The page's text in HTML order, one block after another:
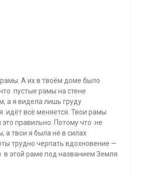
А их в твоём доме было
пустые рамы на стене
а я видела лишь груду
идёт всё меняется. Твои рамы
это правильно. Потому что не
а твои я была не в силах
трудно черпать вдохновение —
этой раме под названием Земля.